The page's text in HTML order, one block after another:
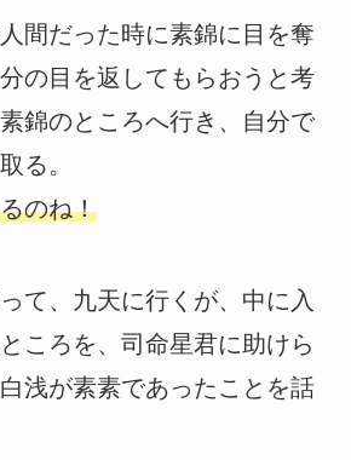
間だった時に素錦に目を奪
の目を返してもらおうと考
錦のところへ行き、自分で
る。
のね！
て、九天に行くが、中に入
ころを、司命星君に助けら
浅が素素であったことを話